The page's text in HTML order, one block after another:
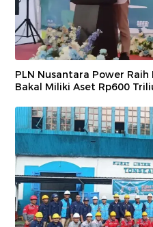
PLN Nusantara Power
Bakal Miliki Aset Rp600